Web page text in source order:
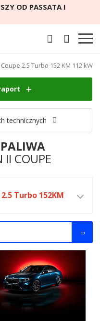
OD PASSATA I
2.5 Turbo 152 KM 112 kW
technicznych
II COUPE
Turbo 152KM